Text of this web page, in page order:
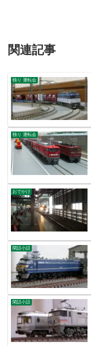
関連記事
独り 運転会
独り 運転会
おでかけ
閑話小話
閑話小話